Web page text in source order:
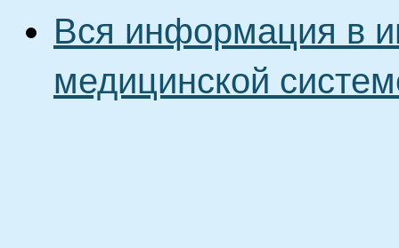
Вся информация в
медицинской